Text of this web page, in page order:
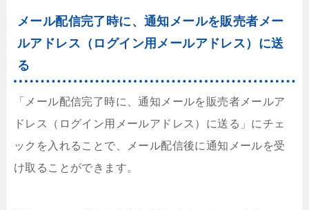
メール配信完了時に、通知メールを販売者メー
ルアドレス（ログイン用メールアドレス）に送
る
「メール配信完了時に、通知メールを販売者メールア
ドレス（ログイン用メールアドレス）に送る」にチェ
ックを入れることで、メール配信後に通知メールを受
け取ることができます。